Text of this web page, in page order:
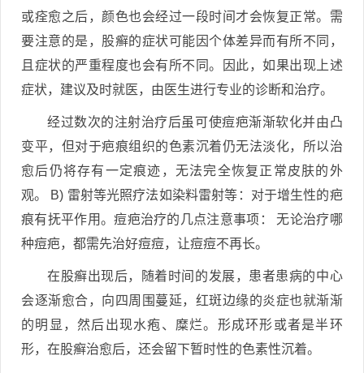
或痊愈之后，颜色也会经过一段时间才会恢复正常。需
要注意的是，股癣的症状可能因个体差异而有所不同，
且症状的严重程度也会有所不同。因此，如果出现上述
症状，建议及时就医，由医生进行专业的诊断和治疗。
经过数次的注射治疗后虽可使痘疤渐渐软化并由凸
变平，但对于疤痕组织的色素沉着仍无法淡化，所以治
愈后仍将存有一定痕迹，无法完全恢复正常皮肤的外
观。 B) 雷射等光照疗法如染料雷射等：对于增生性的疤
痕有抚平作用。痘疤治疗的几点注意事项： 无论治疗哪
种痘疤，都需先治好痘痘，让痘痘不再长。
在股癣出现后，随着时间的发展，患者患病的中心
会逐渐愈合，向四周围蔓延，红斑边缘的炎症也就渐渐
的明显，然后出现水疱、糜烂。形成环形或者是半环
形，在股癣治愈后，还会留下暂时性的色素性沉着。